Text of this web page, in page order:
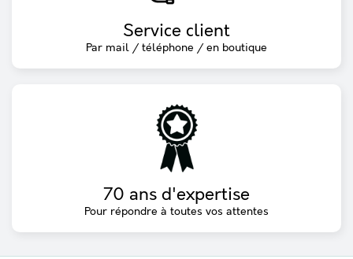
Service client
Par mail / téléphone / en boutique
70 ans d'expertise
Pour répondre à toutes vos attentes